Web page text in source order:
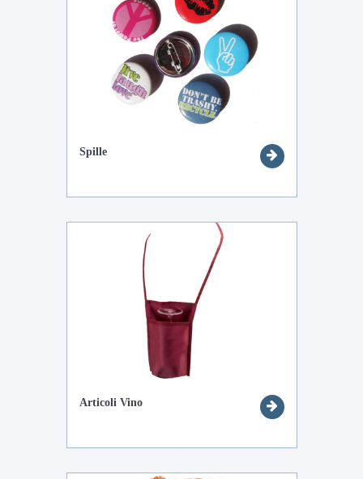
Spille
Articoli Vino